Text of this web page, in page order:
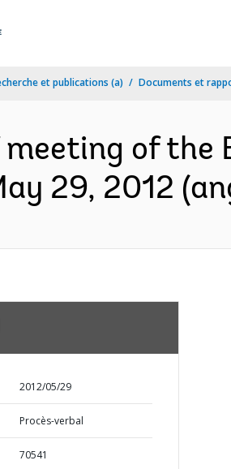
et publications (a) Documents et
of the
29, 2012
2012/05/29
Procès-verbal
70541